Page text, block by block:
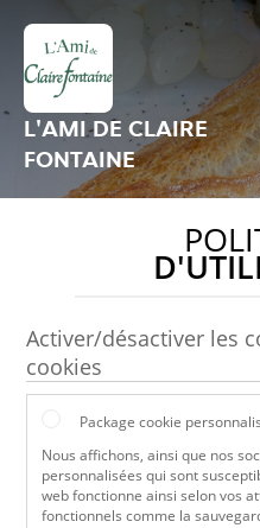
L'AMI DE CLAIRE
FONTAINE
Activer/désactiver les
cookies
Package cookie
Nous affichons, ainsi que nos
personnalisées qui sont
web fonctionne ainsi selon vos
fonctionnels comme la